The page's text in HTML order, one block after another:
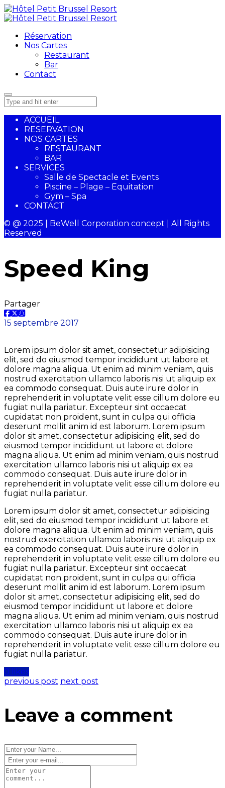
Réservation
Nos Cartes
Restaurant
Bar
Contact
ACCUEIL
RESERVATION
NOS CARTES
RESTAURANT
BAR
SERVICES
Salle de Spectacle et Events
Piscine – Plage – Equitation
Gym – Spa
CONTACT
© @ 2025 | BeWell Corporation concept | All Rights
Reserved
Speed King
Partager
15 septembre 2017
Lorem ipsum dolor sit amet, consectetur adipisicing
elit, sed do eiusmod tempor incididunt ut labore et
dolore magna aliqua. Ut enim ad minim veniam, quis
nostrud exercitation ullamco laboris nisi ut aliquip ex
ea commodo consequat. Duis aute irure dolor in
reprehenderit in voluptate velit esse cillum dolore eu
fugiat nulla pariatur. Excepteur sint occaecat
cupidatat non proident, sunt in culpa qui officia
deserunt mollit anim id est laborum. Lorem ipsum
dolor sit amet, consectetur adipisicing elit, sed do
eiusmod tempor incididunt ut labore et dolore
magna aliqua. Ut enim ad minim veniam, quis nostrud
exercitation ullamco laboris nisi ut aliquip ex ea
commodo consequat. Duis aute irure dolor in
reprehenderit in voluptate velit esse cillum dolore eu
fugiat nulla pariatur.
Lorem ipsum dolor sit amet, consectetur adipisicing
elit, sed do eiusmod tempor incididunt ut labore et
dolore magna aliqua. Ut enim ad minim veniam, quis
nostrud exercitation ullamco laboris nisi ut aliquip ex
ea commodo consequat. Duis aute irure dolor in
reprehenderit in voluptate velit esse cillum dolore eu
fugiat nulla pariatur. Excepteur sint occaecat
cupidatat non proident, sunt in culpa qui officia
deserunt mollit anim id est laborum. Lorem ipsum
dolor sit amet, consectetur adipisicing elit, sed do
eiusmod tempor incididunt ut labore et dolore
magna aliqua. Ut enim ad minim veniam, quis nostrud
exercitation ullamco laboris nisi ut aliquip ex ea
commodo consequat. Duis aute irure dolor in
reprehenderit in voluptate velit esse cillum dolore eu
fugiat nulla pariatur.
0 likes
previous post next post
Leave a comment